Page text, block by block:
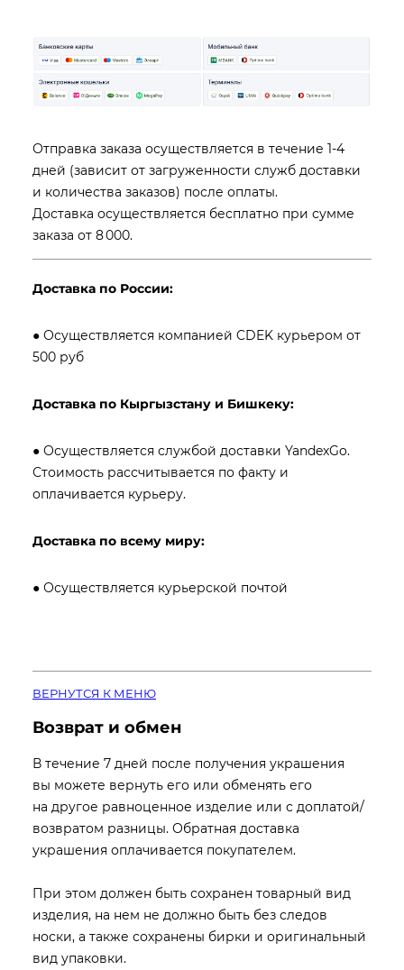
Отправка заказа осуществляется в течение 1-4
дней (зависит от загруженности служб доставки
и количества заказов) после оплаты.
Доставка осуществляется бесплатно при сумме
заказа от 8 000.
Доставка по России:
● Осуществляется компанией CDEK курьером от
500 руб
Доставка по Кыргызстану и Бишкеку:
● Осуществляется службой доставки YandexGo.
Стоимость рассчитывается по факту и
оплачивается курьеру.
Доставка по всему миру:
● Осуществляется курьерской почтой
ВЕРНУТСЯ К МЕНЮ
Возврат и обмен
В течение 7 дней после получения украшения
вы можете вернуть его или обменять его
на другое равноценное изделие или с доплатой/
возвратом разницы. Обратная доставка
украшения оплачивается покупателем.
При этом должен быть сохранен товарный вид
изделия, на нем не должно быть без следов
носки, а также сохранены бирки и оригинальный
вид упаковки.